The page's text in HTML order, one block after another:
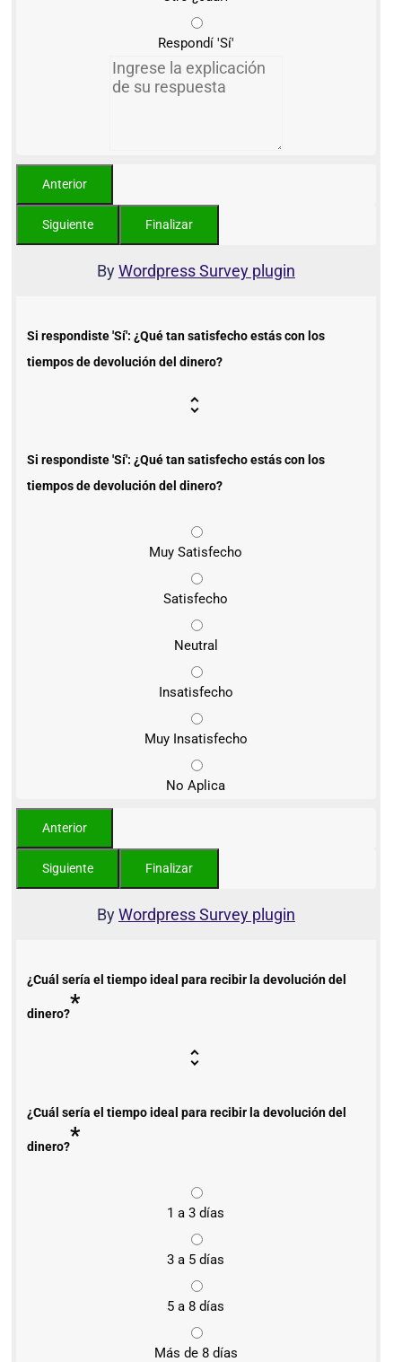
Respondí 'Sí'
ByWordpress Survey plugin
Si respondiste 'Sí': ¿Qué tan satisfecho estás con los
tiempos de devolución del dinero?
Si respondiste 'Sí': ¿Qué tan satisfecho estás con los
tiempos de devolución del dinero?
Muy Satisfecho
Satisfecho
Neutral
Insatisfecho
Muy Insatisfecho
No Aplica
ByWordpress Survey plugin
¿Cuál sería el tiempo ideal para recibir la devolución del
dinero?*
¿Cuál sería el tiempo ideal para recibir la devolución del
dinero?*
1 a 3 días
3 a 5 días
5 a 8 días
Más de 8 días